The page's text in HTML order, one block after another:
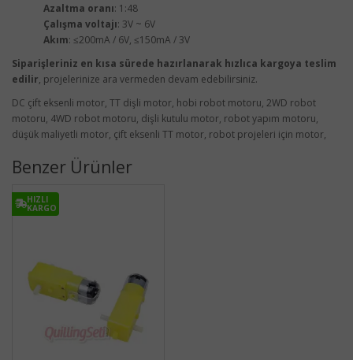
Azaltma oranı: 1:48
Çalışma voltajı: 3V ~ 6V
Akım: ≤200mA / 6V, ≤150mA / 3V
Siparişleriniz en kısa sürede hazırlanarak hızlıca kargoya teslim
edilir, projelerinize ara vermeden devam edebilirsiniz.
DC çift eksenli motor, TT dişli motor, hobi robot motoru, 2WD robot
motoru, 4WD robot motoru, dişli kutulu motor, robot yapım motoru,
düşük maliyetli motor, çift eksenli TT motor, robot projeleri için motor,
Benzer Ürünler
HIZLI
KARGO